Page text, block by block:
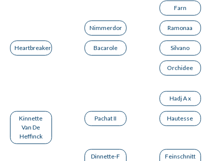
Farn
Nimmerdor Ramonaa
Heartbreaker Bacarole Silvano
Orchidee
Hadj A x
Kinnette
Van De
Heffinck
Pachat II Hautesse
Dinnette-F Feinschnitt